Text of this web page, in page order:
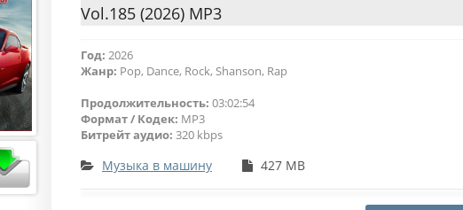
Vol.185 (2026) MP3
Год: 2026
Жанр: Pop, Dance, Rock, Shanson, Rap
Продолжительность: 03:02:54
Формат / Кодек: MP3
Битрейт аудио: 320 kbps
Музыка в машину 427 MB